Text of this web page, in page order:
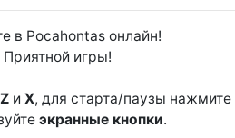
в Pocahontas онлайн!
Приятной игры!
Z и X, для старта/паузы нажмите
экранные кнопки.